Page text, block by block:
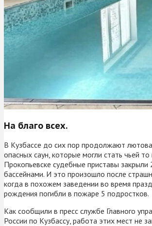
На благо всех.
В Кузбассе до сих пор продолжают
опасных саун, которые могли стать чьей то
Прокопьевске судебные приставы закрыли
бассейнами. И это произошло после
когда в похожем заведении во время
рождения погибли в пожаре 5 подростков.
Как сообщили в пресс службе Главного
России по Кузбассу, работа этих мест не